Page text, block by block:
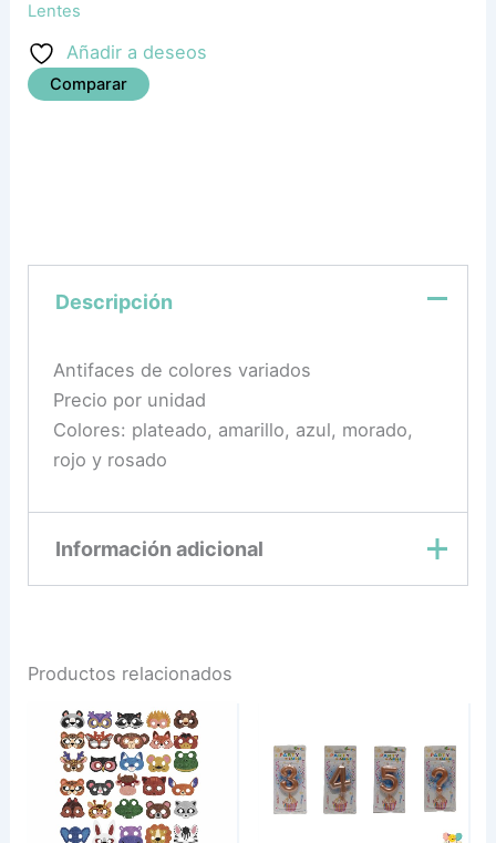
Lentes
Añadir a deseos
Comparar
Descripción
Antifaces de colores variados
Precio por unidad
Colores: plateado, amarillo, azul, morado,
rojo y rosado
Información adicional
Productos relacionados